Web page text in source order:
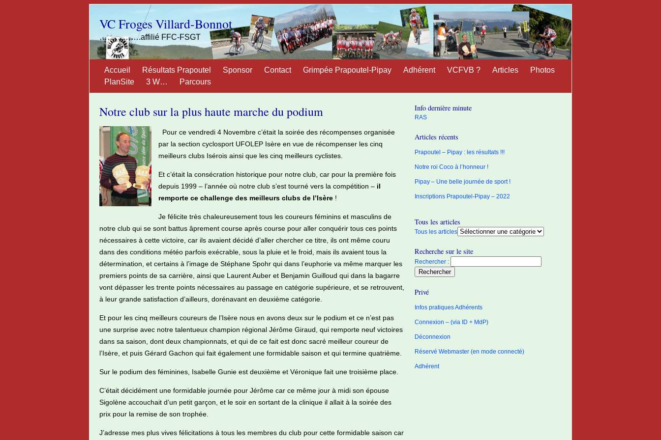
VC Froges Villard-Bonnot
…………….affilié FFC-FSGT
Accueil Résultats Prapoutel Sponsor Contact Grimpée Prapoutel-Pipay Adhérent VCFVB ? Articles
Photos
PlanSite
3 W… Parcours
Notre club sur la plus haute marche du podium
Pour ce vendredi 4 Novembre c’était la soirée des récompenses organisée
par la section cyclosport UFOLEP Isère en vue de récompenser les cinq
meilleurs clubs Isérois ainsi que les cinq meilleurs cyclistes.
Et c’était la consécration historique pour notre club, car pour la première fois
depuis 1999 – l’année où notre club s’est tourné vers la compétition – il
remporte ce challenge des meilleurs clubs de l’Isère !
Je félicite très chaleureusement tous les coureurs féminins et masculins de
notre club qui se sont battus âprement course après course pour aller conquérir tous ces points
nécessaires à cette victoire, car ils avaient décidé d’aller chercher ce titre, ils ont même couru
dans des conditions météo parfois exécrable, sous la pluie et le froid, mais ils avaient tous la
détermination, et certains à l’image de Stéphane Spohr qui dans l’euphorie va même marquer les
premiers points de sa carrière, ainsi que Laurent Auber et Benjamin Guilloud qui dans la bagarre
vont dépasser les trente points nécessaires au passage en catégorie supérieure, et se retrouvent,
à leur grande satisfaction d’ailleurs, dorénavant en deuxième catégorie.
Et pour les cinq meilleurs coureurs de l’Isère nous en avons deux sur le podium et ce n’est pas
une surprise avec notre talentueux champion régional Jérôme Giraud, qui remporte neuf victoires
dans sa saison, dont deux championnats, et qui de ce fait est donc sacré meilleur coureur de
l’Isère, et puis Gérard Gachon qui fait également une formidable saison et qui termine quatrième.
Sur le podium des féminines, Isabelle Gunie est deuxième et Véronique fait une troisième place.
C’était décidément une formidable journée pour Jérôme car ce même jour à midi son épouse
Sigolène accouchait d’un petit garçon, et le soir en sortant de la clinique il allait à la soirée des
prix pour la remise de son trophée.
J’adresse mes plus vives félicitations à tous les membres du club pour cette formidable saison car
Info dernière minute
RAS
Articles récents
Prapoutel – Pipay : les résultats !!!
Notre roi Coco à l’honneur !
Pipay – Une belle journée de sport !
Inscriptions Prapoutel-Pipay – 2022
Tous les articles
Tous les articles
Recherche sur le site
Rechercher :
Privé
Infos pratiques Adhérents
Connexion – (via ID + MdP)
Déconnexion
Réservé Webmaster (en mode connecté)
Adhérent